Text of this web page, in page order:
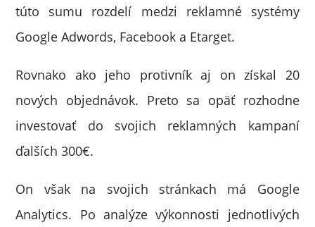
túto sumu rozdelí medzi reklamné systémy
Google Adwords, Facebook a Etarget.
Rovnako ako jeho protivník aj on získal 20
nových objednávok. Preto sa opäť rozhodne
investovať do svojich reklamných kampaní
ďalších 300€.
On však na svojich stránkach má Google
Analytics. Po analýze výkonnosti jednotlivých